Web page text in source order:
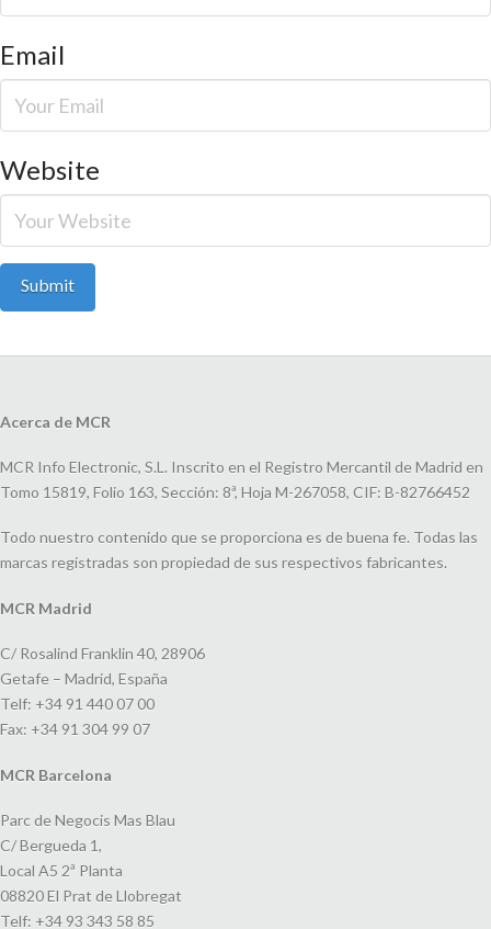
Email
Website
Acerca de MCR
MCR Info Electronic, S.L. Inscrito en el Registro Mercantil de Madrid en
Tomo 15819, Folio 163, Sección: 8ª, Hoja M-267058, CIF: B-82766452
Todo nuestro contenido que se proporciona es de buena fe. Todas las
marcas registradas son propiedad de sus respectivos fabricantes.
MCR Madrid
C/ Rosalind Franklin 40, 28906
Getafe – Madrid, España
Telf: +34 91 440 07 00
Fax: +34 91 304 99 07
MCR Barcelona
Parc de Negocis Mas Blau
C/ Bergueda 1,
Local A5 2ª Planta
08820 El Prat de Llobregat
Telf: +34 93 343 58 85